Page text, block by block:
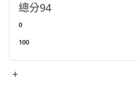
總分94
0
100
+